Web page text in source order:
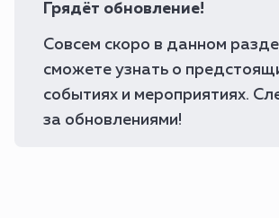
Грядёт обновление!
Совсем скоро в данном
сможете узнать о
событиях и мероприятиях.
за обновлениями!